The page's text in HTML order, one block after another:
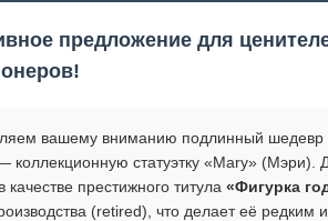
предложение для
вашему вниманию подлинный шедевр
коллекционную статуэтку «Mary»
качестве престижного титула «Фигурка
(retired), что делает её